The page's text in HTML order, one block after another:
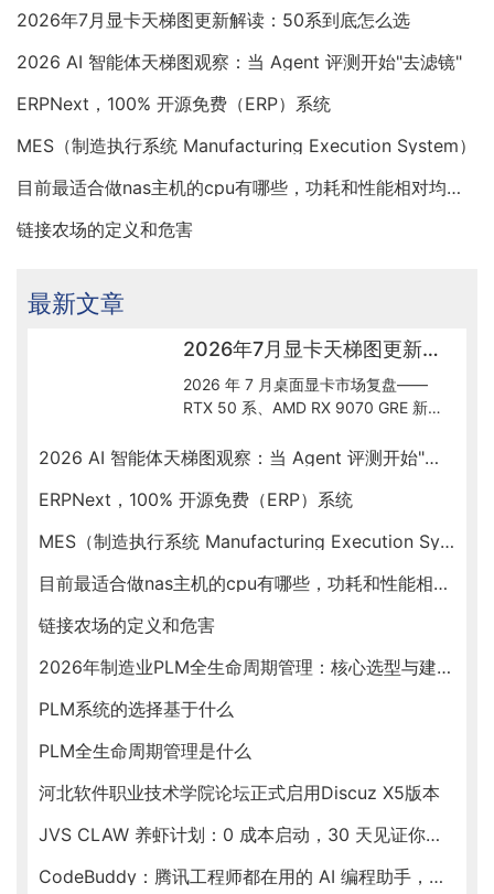
2026年7月显卡天梯图更新解读：50系到底怎么选
2026 AI 智能体天梯图观察：当 Agent 评测开始"去滤镜"
ERPNext，100% 开源免费（ERP）系统
MES（制造执行系统 Manufacturing Execution System）
目前最适合做nas主机的cpu有哪些，功耗和性能相对均衡的
链接农场的定义和危害
最新文章
2026年7月显卡天梯图更新解读：50系到底怎么选
2026 年 7 月桌面显卡市场复盘——
RTX 50 系、AMD RX 9070 GRE 新出
Spark ARM SoC 新形态，按预算帮你2026 AI 智能体天梯图观察：当 Agent 评测开始"去滤镜"
ERPNext，100% 开源免费（ERP）系统
MES（制造执行系统 Manufacturing Execution System）
目前最适合做nas主机的cpu有哪些，功耗和性能相对均衡的
链接农场的定义和危害
2026年制造业PLM全生命周期管理：核心选型与建设指南
PLM系统的选择基于什么
PLM全生命周期管理是什么
河北软件职业技术学院论坛正式启用Discuz X5版本
JVS CLAW 养虾计划：0 成本启动，30 天见证你的虾塘收益
CodeBuddy：腾讯工程师都在用的 AI 编程助手，新春福利送不停！